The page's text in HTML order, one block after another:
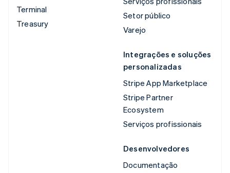
Terminal
Treasury
Setor público
Varejo
Integrações e soluções
personalizadas
Stripe App Marketplace
Stripe Partner
Ecosystem
Serviços profissionais
Desenvolvedores
Documentação